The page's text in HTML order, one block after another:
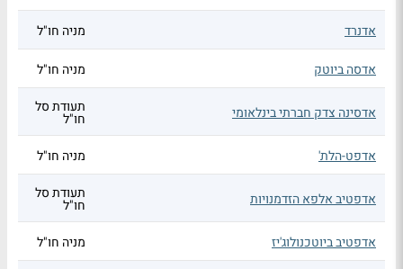
אדנרד מניה חו"ל
אדסה ביוטק מניה חו"ל
אדסינה צדק חברתי בינלאומי תעודת סל
חו"ל
אדפט-הלת'
מניה חו"ל
אדפטיב אלפא הזדמנויות תעודת סל
חו"ל
אדפטיב ביוטכנולוג'יז
מניה חו"ל